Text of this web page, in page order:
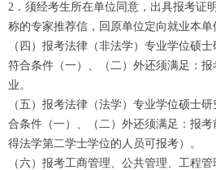
2．须经考生所在单位同意，出具报考证
称的专家推荐信，回原单位定向就业本单
（四）报考法律（非法学）专业学位硕
符合条件（一）、（二）外还须满足：
业。
（五）报考法律（法学）专业学位硕士
合条件（一）、（二）外还须满足：报
得法学第二学士学位的人员可报考）。
（六）报考工商管理、公共管理、工程